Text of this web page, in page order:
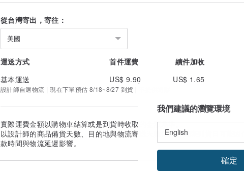
從台灣寄出，寄往：
美國
運送方式 首件運費
續件加收
基本運送
US$ 9.90 US$ 1.65
設計師自選物流 | 現在下單預估 8/18~8/27 到貨 | 不提供追蹤
實際運費金額以購物車結算或是到貨時收取的金額為準。
以設計師的商品備貨天數、目的地與物流寄送天數估算。實際到貨日可能因付
款時間與物流延遲影響。
我們建議的瀏覽環境
確定